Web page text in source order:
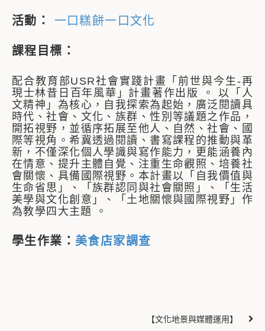
活動： 一口糕餅一口文化
課程目標：
配合教育部USR社會實踐計畫「前世與今生-再
現士林昔日百年風華」計畫著作出版 。 以「人
文精神」為核心，自我探索為起始，廣泛閱讀具
時代、社會、文化、族群、性別等議題之作品，
開拓視野，並循序拓展至他人、自然、社會、國
際等視角。希冀透過閱讀、書寫課程的推動與革
新，不僅深化個人學識與寫作能力，更能涵養內
在情意、提升主體自覺、注重生命觀照、培養社
會關懷、具備國際視野。本計畫以「自我價值與
生命省思」、「族群認同與社會關照」、「生活
美學與文化創意」、「土地關懷與國際視野」作
為教學四大主題 。
學生作業： 美食店家調查
【文化地景與媒體運用】